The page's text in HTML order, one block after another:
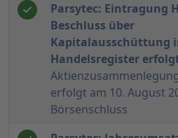
Parsytec: Eintragung
Beschluss über
Kapitalausschüttung
Handelsregister
erfolgt am 10. August
Börsenschluss